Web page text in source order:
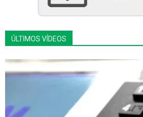
ÚLTIMOS VÍDEOS